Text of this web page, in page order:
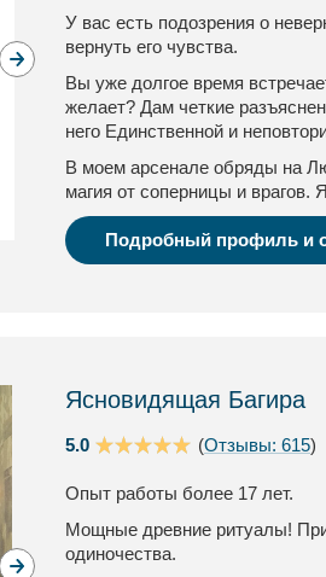
У вас есть подозрения о
вернуть его чувства.
Вы уже долгое время
желает? Дам четкие
него Единственной и
В моем арсенале обряды на
магия от соперницы и врагов.
Подробный профиль и
Ясновидящая Багира
5.0 (Отзывы: 615)
Опыт работы более 17 лет.
Мощные древние ритуалы!
одиночества.